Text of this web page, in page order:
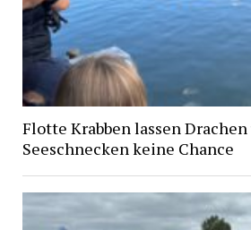
Flotte Krabben lassen
Seeschnecken keine Chance